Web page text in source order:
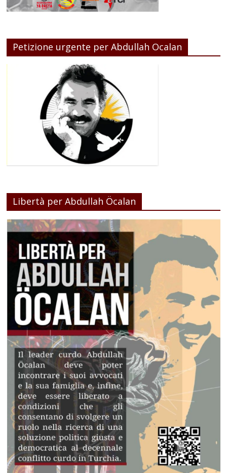
Petizione urgente per Abdullah Ocalan
Libertà per Abdullah Öcalan